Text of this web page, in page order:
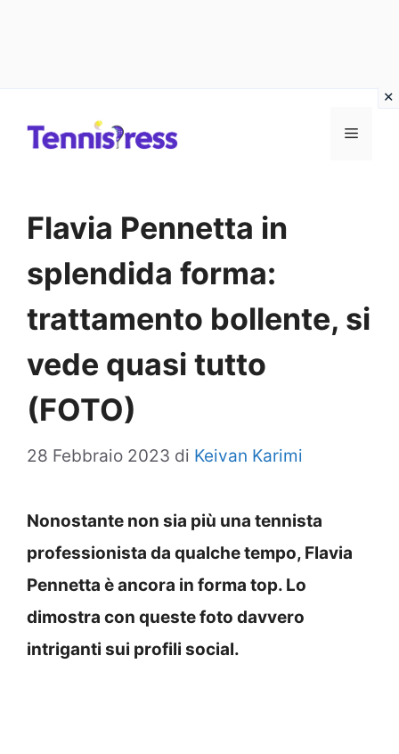
MENU
Flavia Pennetta in
splendida forma:
trattamento bollente, si
vede quasi tutto
(FOTO)
28 Febbraio 2023 di Keivan Karimi
Nonostante non sia più una tennista
professionista da qualche tempo, Flavia
Pennetta è ancora in forma top. Lo
dimostra con queste foto davvero
intriganti sui profili social.